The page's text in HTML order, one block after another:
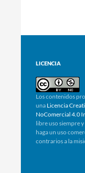
LICENCIA
Los contenidos
una Licencia
NoComercial 4.0
libre uso siempre
haga un uso
contrarios a la